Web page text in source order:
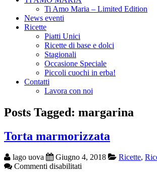
Ti Amo Maria – Limited Edition
News eventi
Ricette
Piatti Unici
Ricette di base e dolci
Stagionali
Occasione Speciale
Piccoli cuochi in erba!
Contatti
Lavora con noi
Posts Tagged: margarina
Torta marmorizzata
lago uova Giugno 4, 2018 Ricette,
Commenti disabilitati